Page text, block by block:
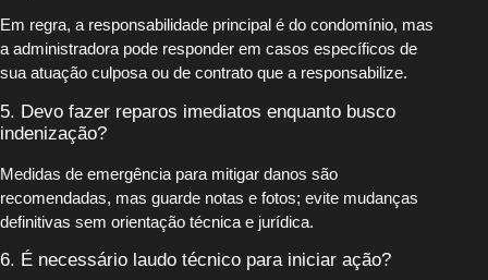
Em regra, a responsabilidade principal é do condomínio, mas
a administradora pode responder em casos específicos de
sua atuação culposa ou de contrato que a responsabilize.
5. Devo fazer reparos imediatos enquanto busco
indenização?
Medidas de emergência para mitigar danos são
recomendadas, mas guarde notas e fotos; evite mudanças
definitivas sem orientação técnica e jurídica.
6. É necessário laudo técnico para iniciar ação?